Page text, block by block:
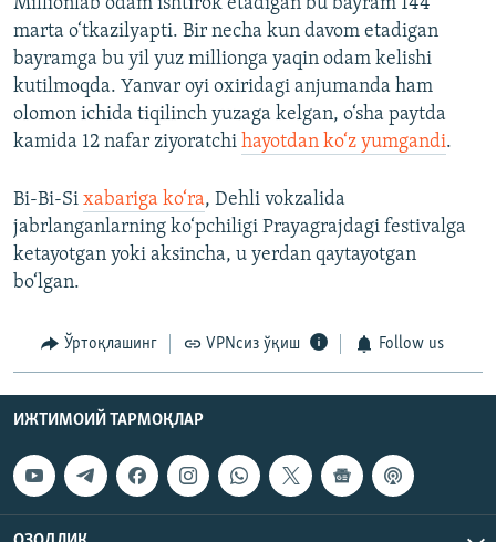
Millionlab odam ishtirok etadigan bu bayram 144
marta o‘tkazilyapti. Bir necha kun davom etadigan
bayramga bu yil yuz millionga yaqin odam kelishi
kutilmoqda. Yanvar oyi oxiridagi anjumanda ham
olomon ichida tiqilinch yuzaga kelgan, o‘sha paytda
kamida 12 nafar ziyoratchi hayotdan ko‘z yumgandi.
Bi-Bi-Si xabariga ko‘ra, Dehli vokzalida
jabrlanganlarning ko‘pchiligi Prayagrajdagi festivalga
ketayotgan yoki aksincha, u yerdan qaytayotgan
bo‘lgan.
Ўртоқлашинг VPNсиз ўқиш Follow us
ИЖТИМОИЙ ТАРМОҚЛАР